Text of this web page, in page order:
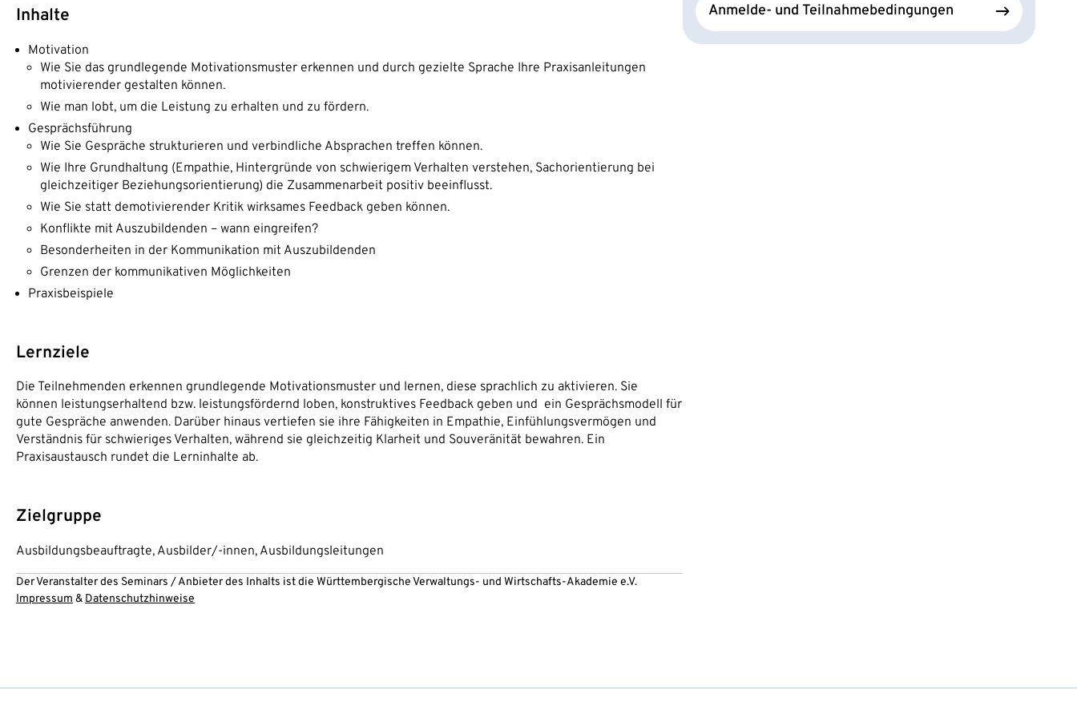
Inhalte
Motivation
Wie Sie das grundlegende Motivationsmuster erkennen und durch gezielte Sprache Ihre Praxisanleitungen
motivierender gestalten können.
Wie man lobt, um die Leistung zu erhalten und zu fördern.
Gesprächsführung
Wie Sie Gespräche strukturieren und verbindliche Absprachen treffen können.
Wie Ihre Grundhaltung (Empathie, Hintergründe von schwierigem Verhalten verstehen, Sachorientierung bei
gleichzeitiger Beziehungsorientierung) die Zusammenarbeit positiv beeinflusst.
Wie Sie statt demotivierender Kritik wirksames Feedback geben können.
Konflikte mit Auszubildenden – wann eingreifen?
Besonderheiten in der Kommunikation mit Auszubildenden
Grenzen der kommunikativen Möglichkeiten
Praxisbeispiele
Lernziele
Die Teilnehmenden erkennen grundlegende Motivationsmuster und lernen, diese sprachlich zu aktivieren. Sie
können leistungserhaltend bzw. leistungsfördernd loben, konstruktives Feedback geben und ein Gesprächsmodell für
gute Gespräche anwenden. Darüber hinaus vertiefen sie ihre Fähigkeiten in Empathie, Einfühlungsvermögen und
Verständnis für schwieriges Verhalten, während sie gleichzeitig Klarheit und Souveränität bewahren. Ein
Praxisaustausch rundet die Lerninhalte ab.
Zielgruppe
Ausbildungsbeauftragte, Ausbilder/-innen, Ausbildungsleitungen
Der Veranstalter des Seminars / Anbieter des Inhalts ist die Württembergische Verwaltungs- und Wirtschafts-Akademie e.V.
Impressum & Datenschutzhinweise
Anmelde- und Teilnahmebedingungen